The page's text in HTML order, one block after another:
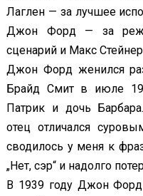
Лаглен — за лучшее
Джон Форд — за
сценарий и Макс
Джон Форд женился
Брайд Смит в июле
Патрик и дочь
отец отличался
сводилось у меня к
„Нет, сэр“ и надолго
В 1939 году Джон